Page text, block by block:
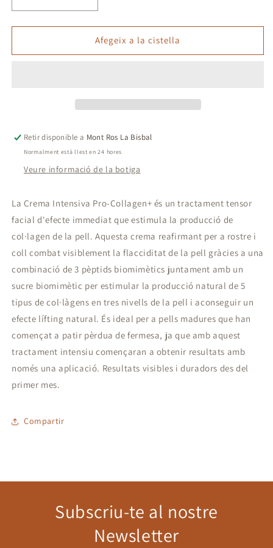
quantitat
per
Crema
quantitat
per
Crema
Afegeix a la cistella
Retir disponible a Mont Ros La Bisbal
Normalment està llest en 24 hores
Veure informació de la botiga
La Crema Intensiva Pro-Collagen+ és un tractament tensor
facial d'efecte immediat que estimula la producció de
col·lagen de la pell. Aquesta crema reafirmant per a rostre i
coll combat visiblement la flacciditat de la pell gràcies a una
combinació de 3 pèptids biomimètics juntament amb un
sucre biomimètic per estimular la producció natural de 5
tipus de col·làgens en tres nivells de la pell i aconseguir un
efecte lífting natural. És ideal per a pells madures que han
començat a patir pèrdua de fermesa, ja que amb aquest
tractament intensiu començaran a obtenir resultats amb
només una aplicació. Resultats visibles i duradors des del
primer mes.
Compartir
Subscriu-te al nostre
Newsletter